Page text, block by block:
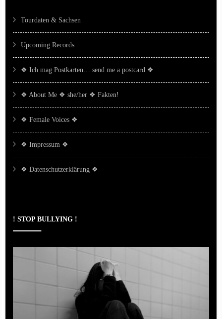
Tourdaten & Sachsen
Upcoming Records
❖ Ich mag Postkarten… send me a postcard ❖
❖ About Me ❖ she/her ❖ Fakten!
❖ Female Voices ❖
❖ Impressum ❖
❖ Datenschutzerklärung ❖
! STOP BULLYING !